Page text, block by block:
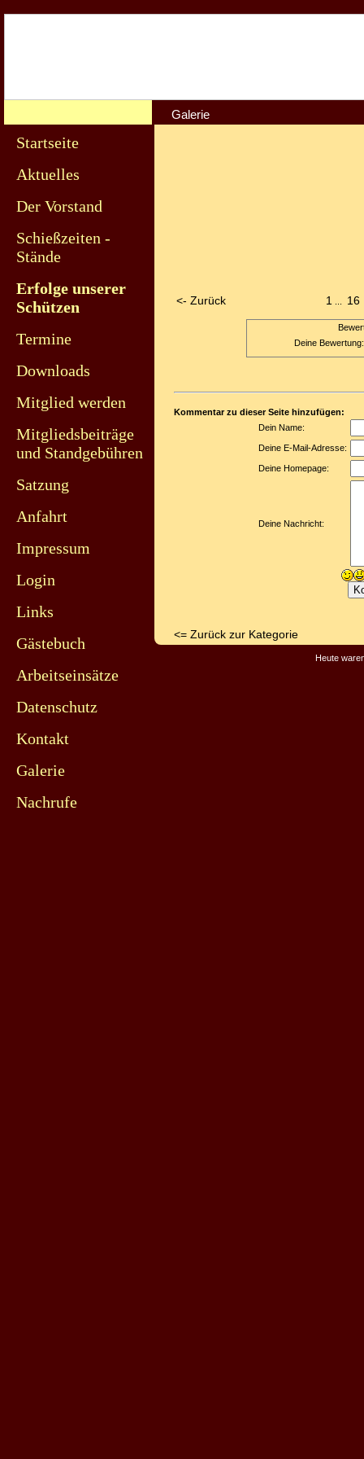
Startseite
Aktuelles
Der Vorstand
Schießzeiten -
Stände
Erfolge unserer
Schützen
Termine
Downloads
Mitglied werden
Mitgliedsbeiträge
und Standgebühren
Satzung
Anfahrt
Impressum
Login
Links
Gästebuch
Arbeitseinsätze
Datenschutz
Kontakt
Galerie
Nachrufe
Galerie
<- Zurück 1 16
Deine Bewertung:
Kommentar zu dieser Seite hinzufügen:
Dein Name:
Deine E-Mail-Adresse:
Deine Homepage:
Deine Nachricht:
<= Zurück zur Kategorie
Heute